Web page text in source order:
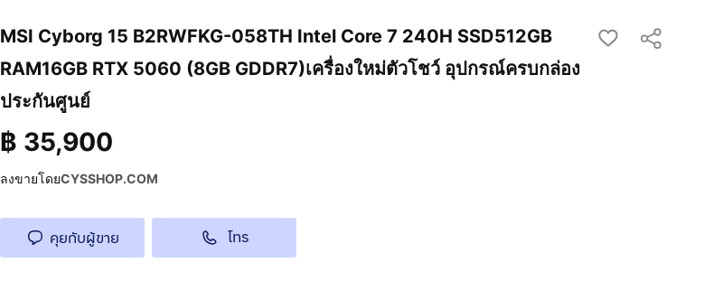
MSI Cyborg 15 B2RWFKG-058TH Intel Core 7 240H SSD512GB
RAM16GB RTX 5060 (8GB GDDR7)เครื่องใหม่ตัวโชว์ อุปกรณ์ครบกล่อง
ประกันศูนย์
฿ 35,900
ลงขายโดยCYSSHOP.COM
คุยกับผู้ขาย โทร